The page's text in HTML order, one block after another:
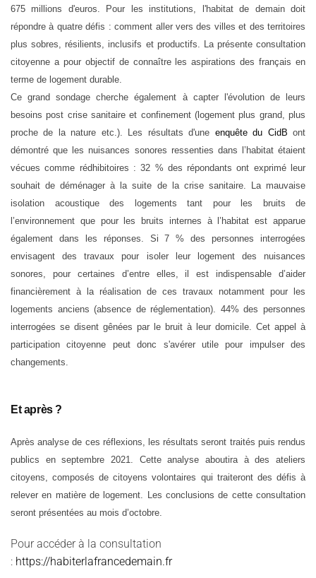
675 millions d'euros. Pour les institutions, l'habitat de demain doit
répondre à quatre défis : comment aller vers des villes et des territoires
plus sobres, résilients, inclusifs et productifs. La présente consultation
citoyenne a pour objectif de connaître les aspirations des français en
terme de logement durable.
Ce grand sondage cherche également à capter l'évolution de leurs
besoins post crise sanitaire et confinement (logement plus grand, plus
proche de la nature etc.). Les résultats d'une enquête du CidB ont
démontré que les nuisances sonores ressenties dans l’habitat étaient
vécues comme rédhibitoires : 32 % des répondants ont exprimé leur
souhait de déménager à la suite de la crise sanitaire. La mauvaise
isolation acoustique des logements tant pour les bruits de
l’environnement que pour les bruits internes à l’habitat est apparue
également dans les réponses. Si 7 % des personnes interrogées
envisagent des travaux pour isoler leur logement des nuisances
sonores, pour certaines d’entre elles, il est indispensable d’aider
financièrement à la réalisation de ces travaux notamment pour les
logements anciens (absence de réglementation). 44% des personnes
interrogées se disent gênées par le bruit à leur domicile. Cet appel à
participation citoyenne peut donc s'avérer utile pour impulser des
changements.
Et après ?
Après analyse de ces réflexions, les résultats seront traités puis rendus
publics en septembre 2021. Cette analyse aboutira à des ateliers
citoyens, composés de citoyens volontaires qui traiteront des défis à
relever en matière de logement. Les conclusions de cette consultation
seront présentées au mois d’octobre.
Pour accéder à la consultation
: https://habiterlafrancedemain.fr